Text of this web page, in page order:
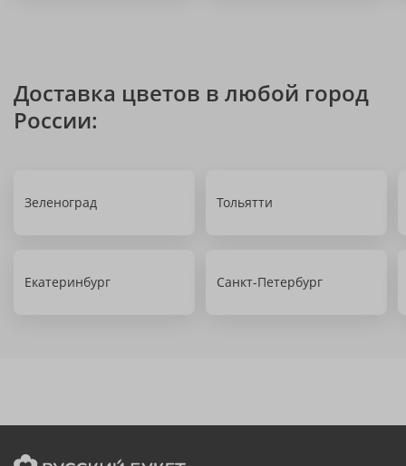
Доставка цветов в любой город
России:
Зеленоград Тольятти
Екатеринбург Санкт-Петербург